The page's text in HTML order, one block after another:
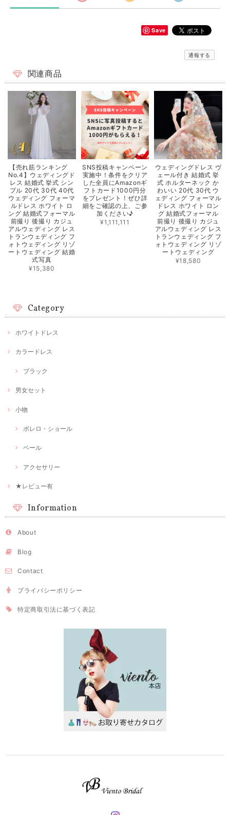
Save
通報する
関連商品
【売れ筋ランキング
No.4】ウェディングド
レス 結婚式 挙式 シン
プル 20代 30代 40代
ウェディング フォーマ
ルドレス ホワイト ロ
ング 結婚式フォーマル
前撮り 後撮り カジュ
アルウェディング レス
トランウェディング フ
ォトウェディング リゾ
ートウェディング 結婚
式写真
¥15,380
SNS投稿キャンペーン
実施中！条件をクリア
した全員にAmazonギ
フトカード1000円分
をプレゼント！ぜひ詳
細をご確認の上、ご参
加ください♪
¥1,111,111
ウェディングドレス ヴ
ェール付き 結婚式 挙
式 ホルターネック か
わいい 20代 30代 ウ
ェディング フォーマル
ドレス ホワイト ロン
グ 結婚式フォーマル
前撮り 後撮り カジュ
アルウェディング レス
トランウェディング フ
ォトウェディング リゾ
ートウェディング
¥18,580
Category
ホワイトドレス
カラードレス
ブラック
男女セット
小物
ボレロ・ショール
ベール
アクセサリー
★レビュー有
Information
About
Blog
Contact
プライバシーポリシー
特定商取引法に基づく表記